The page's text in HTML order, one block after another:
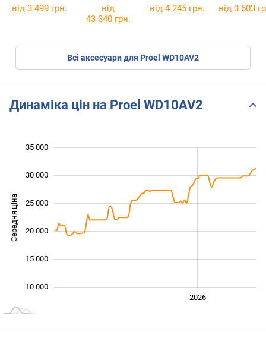
від 3 499 грн.
від
43 340 грн.
від 4 245 грн. від 3 603
Всі аксесуари для Proel WD10AV2
Динаміка цін на Proel WD10AV2
Середня ціна
10 000
15 000
20 000
25 000
30 000
35 000
2026